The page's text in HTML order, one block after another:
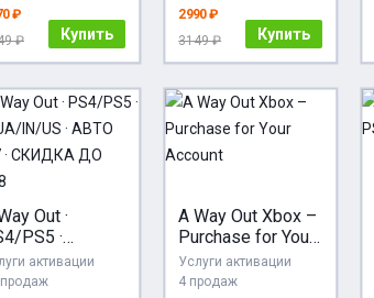
₽
₽
Купить
2990 ₽
3149 ₽
Купить
Out ·
PS5 ·
UA/IN/US ·
24/7 ·
активации
A Way Out Xbox –
Purchase for Your
Account
Услуги активации
4 продаж